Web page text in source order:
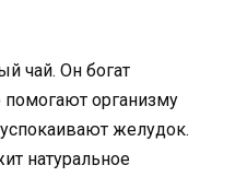
чай. Он богат
помогают организму
желудок.
натуральное